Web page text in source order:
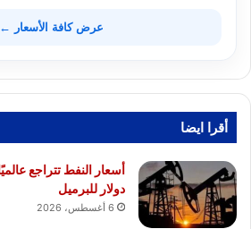
عرض كافة الأسعار ←
أقرا ايضا
دولار للبرميل
6 أغسطس، 2026